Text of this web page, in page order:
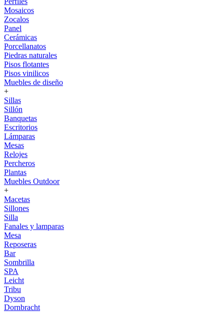
Mosaicos
Zocalos
Panel
Cerámicas
Porcellanatos
Piedras naturales
Pisos flotantes
Pisos vinilicos
Muebles de diseño
+
Sillas
Sillón
Banquetas
Escritorios
Lámparas
Mesas
Relojes
Percheros
Plantas
Muebles Outdoor
+
Macetas
Sillones
Silla
Fanales y lamparas
Mesa
Reposeras
Bar
Sombrilla
SPA
Leicht
Tribu
Dyson
Dornbracht